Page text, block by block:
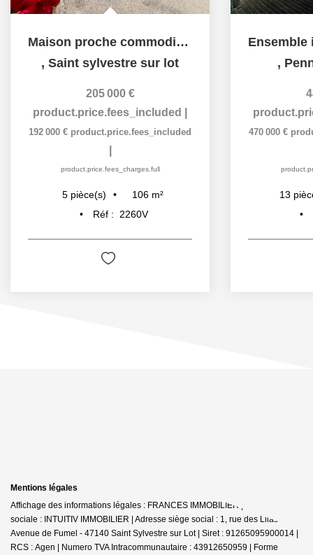
Maison proche commodités à pied
, Saint sylvestre sur lot
205 000 €
product.price.fees_included
192 000 € product.price.fees_included
product.price.fees_charges.full
5 pièce(s) 106 m²
Réf :
2260V
,
470 000 €
13
Mentions légales
Affichage des informations légales : FRANCES IMMOBILIER | Raison
sociale : INTUITIV IMMOBILIER | Adresse siège social : 1, rue des Lilas -
Avenue de Fumel - 47140 Saint Sylvestre sur Lot | Siret : 91265095900014 |
RCS : Agen | Numero TVA Intracommunautaire : 43912650959 | Forme